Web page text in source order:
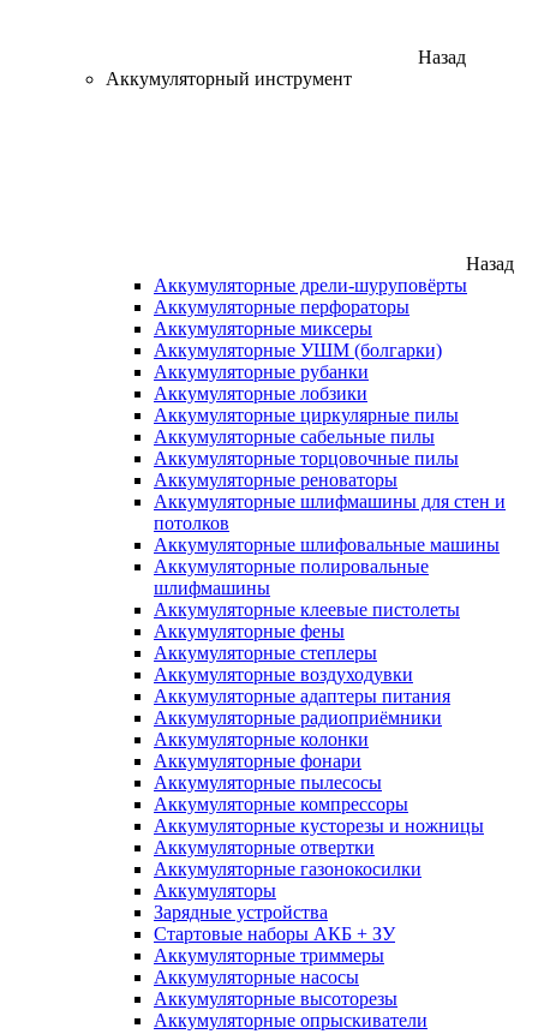
Назад
Аккумуляторный инструмент
Назад
Аккумуляторные дрели-шуруповёрты
Аккумуляторные перфораторы
Аккумуляторные миксеры
Аккумуляторные УШМ (болгарки)
Аккумуляторные рубанки
Аккумуляторные лобзики
Аккумуляторные циркулярные пилы
Аккумуляторные сабельные пилы
Аккумуляторные торцовочные пилы
Аккумуляторные реноваторы
Аккумуляторные шлифмашины для стен и
потолков
Аккумуляторные шлифовальные машины
Аккумуляторные полировальные
шлифмашины
Аккумуляторные клеевые пистолеты
Аккумуляторные фены
Аккумуляторные степлеры
Аккумуляторные воздуходувки
Аккумуляторные адаптеры питания
Аккумуляторные радиоприёмники
Аккумуляторные колонки
Аккумуляторные фонари
Аккумуляторные пылесосы
Аккумуляторные компрессоры
Аккумуляторные кусторезы и ножницы
Аккумуляторные отвертки
Аккумуляторные газонокосилки
Аккумуляторы
Зарядные устройства
Стартовые наборы АКБ + ЗУ
Аккумуляторные триммеры
Аккумуляторные насосы
Аккумуляторные высоторезы
Аккумуляторные опрыскиватели